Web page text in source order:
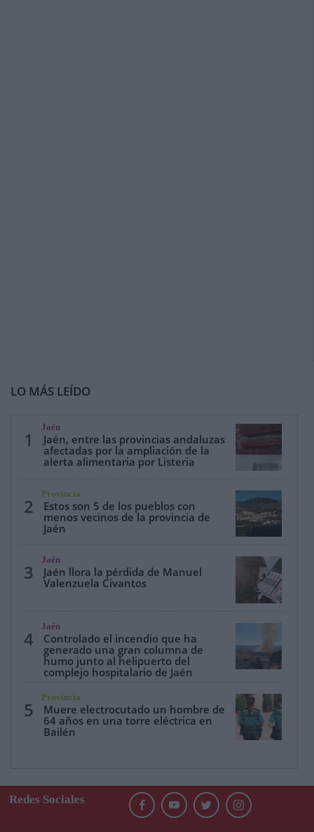
LO MÁS LEÍDO
1
Jaén
Jaén, entre las provincias andaluzas
afectadas por la ampliación de la
alerta alimentaria por Listeria
2
Provincia
Estos son 5 de los pueblos con
menos vecinos de la provincia de
Jaén
3
Jaén
Jaén llora la pérdida de Manuel
Valenzuela Civantos
4
Jaén
Controlado el incendio que ha
generado una gran columna de
humo junto al helipuerto del
complejo hospitalario de Jaén
5
Provincia
Muere electrocutado un hombre de
64 años en una torre eléctrica en
Bailén
Redes Sociales